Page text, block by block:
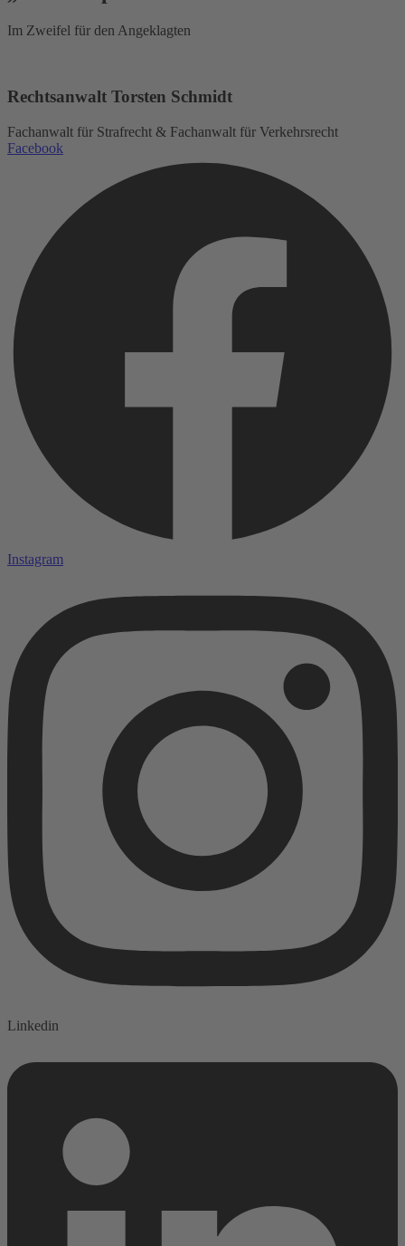
Im Zweifel für den Angeklagten
Rechtsanwalt Torsten Schmidt
Fachanwalt für Strafrecht & Fachanwalt für Verkehrsrecht
Facebook
Instagram
Linkedin